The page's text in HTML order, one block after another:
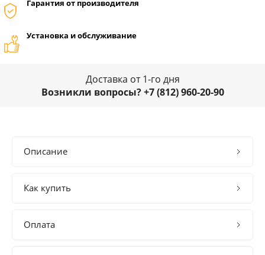
Гарантия от производителя
Установка и обслуживание
Доставка от 1-го дня
Возникли вопросы? +7 (812) 960-20-90
Описание
Как купить
Оплата